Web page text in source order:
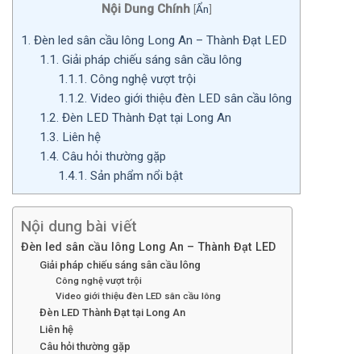
Nội Dung Chính [Ẩn]
1. Đèn led sân cầu lông Long An – Thành Đạt LED
1.1. Giải pháp chiếu sáng sân cầu lông
1.1.1. Công nghệ vượt trội
1.1.2. Video giới thiệu đèn LED sân cầu lông
1.2. Đèn LED Thành Đạt tại Long An
1.3. Liên hệ
1.4. Câu hỏi thường gặp
1.4.1. Sản phẩm nổi bật
Nội dung bài viết
Đèn led sân cầu lông Long An – Thành Đạt LED
Giải pháp chiếu sáng sân cầu lông
Công nghệ vượt trội
Video giới thiệu đèn LED sân cầu lông
Đèn LED Thành Đạt tại Long An
Liên hệ
Câu hỏi thường gặp